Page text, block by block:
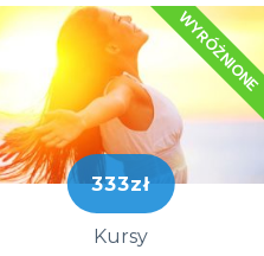
WYRÓŻNIONE
333zł
Kursy